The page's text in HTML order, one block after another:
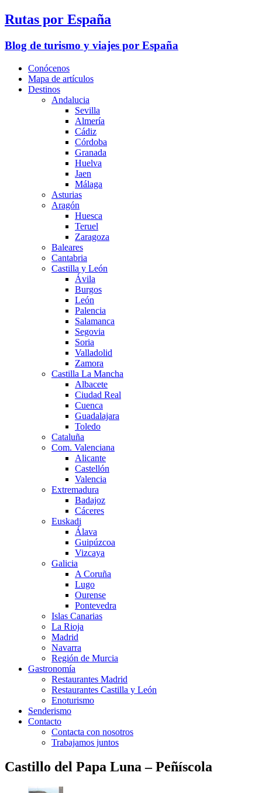
Rutas por España
Blog de turismo y viajes por España
Conócenos
Mapa de artículos
Destinos
Andalucia
Sevilla
Almería
Cádiz
Córdoba
Granada
Huelva
Jaen
Málaga
Asturias
Aragón
Huesca
Teruel
Zaragoza
Baleares
Cantabria
Castilla y León
Ávila
Burgos
León
Palencia
Salamanca
Segovia
Soria
Valladolid
Zamora
Castilla La Mancha
Albacete
Ciudad Real
Cuenca
Guadalajara
Toledo
Cataluña
Com. Valenciana
Alicante
Castellón
Valencia
Extremadura
Badajoz
Cáceres
Euskadi
Álava
Guipúzcoa
Vizcaya
Galicia
A Coruña
Lugo
Ourense
Pontevedra
Islas Canarias
La Rioja
Madrid
Navarra
Región de Murcia
Gastronomía
Restaurantes Madrid
Restaurantes Castilla y León
Enoturismo
Senderismo
Contacto
Contacta con nosotros
Trabajamos juntos
Castillo del Papa Luna – Peñíscola